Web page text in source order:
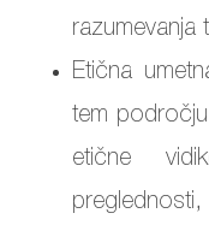
razumevanja
Etična
tem
etične